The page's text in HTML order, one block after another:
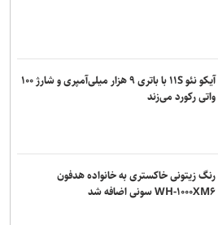
آیکو نئو ۱۱S با باتری ۹ هزار میلی‌آمپری و شارژ ۱۰۰
واتی رکورد می‌زند
رنگ زیتونی خاکستری به خانواده هدفون
WH-۱۰۰۰XM۶ سونی اضافه شد